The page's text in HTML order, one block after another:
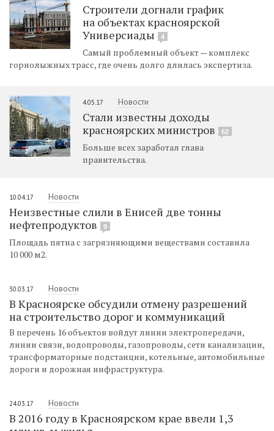
Строители догнали график
на объектах красноярской
Универсиады
4
Самый проблемный объект — комплекс
горнолыжных трасс, где очень долго длилась экспертиза.
4.05.17 Новости
Стали известны доходы
красноярских министров
62
Больше всех заработал глава
правительства.
10.04.17 Новости
Неизвестные слили в Енисей две тонны
нефтепродуктов
9
Площадь пятна с загрязняющими веществами составила
10 000 м2.
30.03.17 Новости
В Красноярске обсудили отмену разрешений
на строительство дорог и коммуникаций
В перечень 16 объектов войдут линии электропередачи,
линии связи, водопроводы, газопроводы, сети канализации,
трансформаторные подстанции, котельные, автомобильные
дороги и дорожная инфраструктура.
24.03.17 Новости
В 2016 году в Красноярском крае ввели 1,3